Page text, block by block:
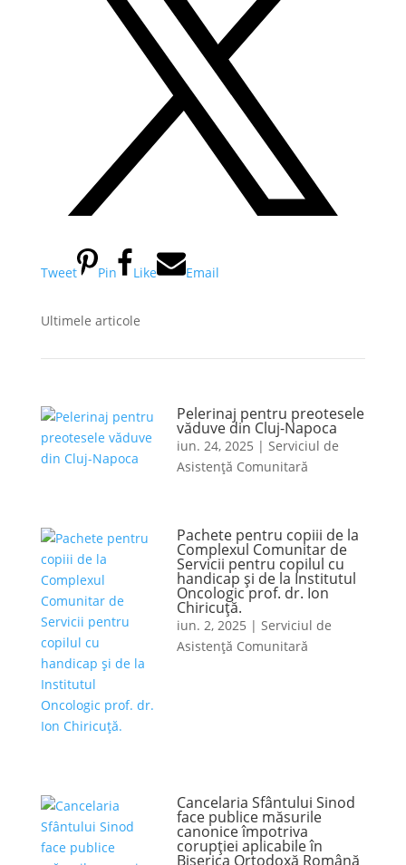
Tweet Pin Like Email
Ultimele articole
Pelerinaj pentru preotesele
văduve din Cluj-Napoca
iun. 24, 2025 | Serviciul de
Asistență Comunitară
Pachete pentru copiii de la
Complexul Comunitar de
Servicii pentru copilul cu
handicap și de la Institutul
Oncologic prof. dr. Ion
Chiricuță.
iun. 2, 2025 | Serviciul de
Asistență Comunitară
Cancelaria Sfântului Sinod
face publice măsurile
canonice împotriva
corupției aplicabile în
Biserica Ortodoxă Română